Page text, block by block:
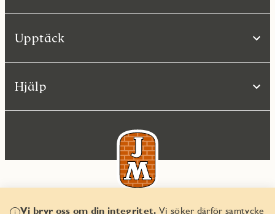
Vi bryr oss om din integritet. Vi söker därför samtycke
Upptäck
Hjälp